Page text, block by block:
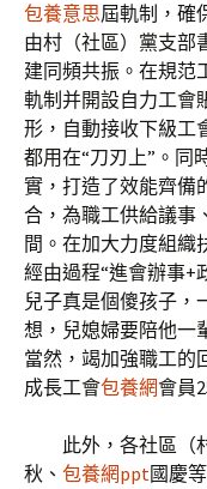
包養意思屆軌制，確
由村（社區）黨支部
建同頻共振。在規范
軌制并開設自力工會
形，自動接收下級工
都用在“刀刃上”。同
實，打造了效能齊備
合，為職工供給議事、
間。在加大力度組織
經由過程“進會辦事+
兒子真是個傻孩子，
想，兒媳婦要陪他一
當然，竭加強職工的
成長工會包養網會員
此外，各社區（
秋、 包養網ppt國慶